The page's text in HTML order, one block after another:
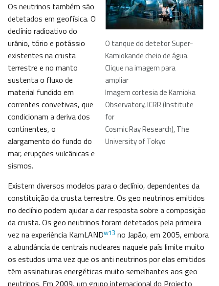
O tanque do detetor Super-
Kamiokande cheio de água.
Clique na imagem para
ampliar
Imagem cortesia de Kamioka
Observatory, ICRR (Institute
for
Cosmic Ray Research), The
University of Tokyo
Os neutrinos também são
detetados em geofísica. O
declínio radioativo do
urânio, tório e potássio
existentes na crusta
terrestre e no manto
sustenta o fluxo de
material fundido em
correntes convetivas, que
condicionam a deriva dos
continentes, o
alargamento do fundo do
mar, erupções vulcânicas e
sismos.
Existem diversos modelos para o declínio, dependentes da
constituição da crusta terrestre. Os geo neutrinos emitidos
no declínio podem ajudar a dar resposta sobre a composição
da crusta. Os geo neutrinos foram detetados pela primeira
vez na experiência KamLANDw13 no Japão, em 2005, embora
a abundância de centrais nucleares naquele país limite muito
os estudos uma vez que os anti neutrinos por elas emitidos
têm assinaturas energéticas muito semelhantes aos geo
neutrinos. Em 2009, um grupo internacional do Projecto